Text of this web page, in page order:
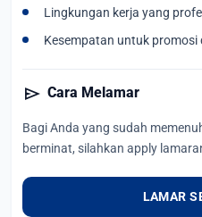
Lingkungan kerja yang
Kesempatan untuk
send Cara Melamar
Bagi Anda yang sudah
berminat, silahkan apply
LAMAR